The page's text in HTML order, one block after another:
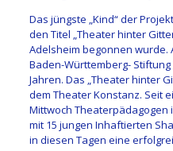
Das jüngste „Kind“ der
den Titel „Theater hinter
Adelsheim begonnen
Baden-Württemberg-
Jahren. Das „Theater hinter
dem Theater Konstanz. Seit
Mittwoch
mit 15 jungen Inhaftierten
in diesen Tagen eine